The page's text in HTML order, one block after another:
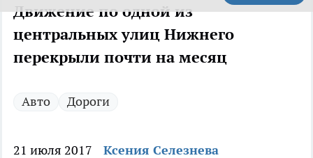
Движение по одной из
центральных улиц Нижнего
перекрыли почти на месяц
Авто Дороги
21 июля 2017
Ксения Селезнева